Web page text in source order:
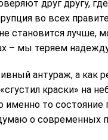
друг другу,
во всех
становится лучше,
– мы теряем
антураж, а как
краски» на
именно то состояние
о современных